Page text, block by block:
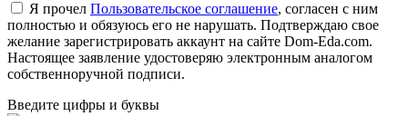
Я прочел Пользовательское соглашение, согласен с ним
полностью и обязуюсь его не нарушать. Подтверждаю свое
желание зарегистрировать аккаунт на сайте Dom-Eda.com.
Настоящее заявление удостоверяю электронным аналогом
собственноручной подписи.
Введите цифры и буквы